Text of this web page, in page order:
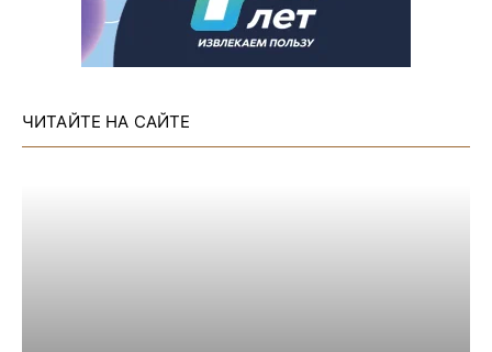
ЧИТАЙТЕ НА САЙТЕ